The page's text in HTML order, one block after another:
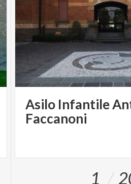
Asilo Infantile
Faccanoni
1